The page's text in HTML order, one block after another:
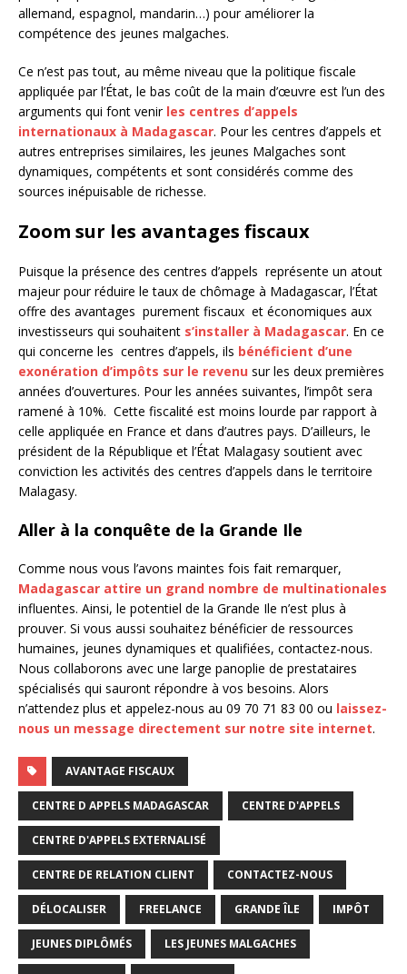
allemand, espagnol, mandarin…) pour améliorer la
compétence des jeunes malgaches.
Ce n’est pas tout, au même niveau que la politique fiscale
appliquée par l’État, le bas coût de la main d’œuvre est l’un des
arguments qui font venir les centres d’appels
internationaux à Madagascar. Pour les centres d’appels et
autres entreprises similaires, les jeunes Malgaches sont
dynamiques, compétents et sont considérés comme des
sources inépuisable de richesse.
Zoom sur les avantages fiscaux
Puisque la présence des centres d’appels représente un atout
majeur pour réduire le taux de chômage à Madagascar, l’État
offre des avantages purement fiscaux et économiques aux
investisseurs qui souhaitent s’installer à Madagascar. En ce
qui concerne les centres d’appels, ils bénéficient d’une
exonération d’impôts sur le revenu sur les deux premières
années d’ouvertures. Pour les années suivantes, l’impôt sera
ramené à 10%. Cette fiscalité est moins lourde par rapport à
celle appliquée en France et dans d’autres pays. D’ailleurs, le
président de la République et l’État Malagasy soutient avec
conviction les activités des centres d’appels dans le territoire
Malagasy.
Aller à la conquête de la Grande Ile
Comme nous vous l’avons maintes fois fait remarquer,
Madagascar attire un grand nombre de multinationales
influentes. Ainsi, le potentiel de la Grande Ile n’est plus à
prouver. Si vous aussi souhaitez bénéficier de ressources
humaines, jeunes dynamiques et qualifiées, contactez-nous.
Nous collaborons avec une large panoplie de prestataires
spécialisés qui sauront répondre à vos besoins. Alors
n’attendez plus et appelez-nous au 09 70 71 83 00 ou laissez-
nous un message directement sur notre site internet.
AVANTAGE FISCAUX
CENTRE D APPELS MADAGASCAR CENTRE D'APPELS
CENTRE D'APPELS EXTERNALISÉ
CENTRE DE RELATION CLIENT CONTACTEZ-NOUS
DÉLOCALISER FREELANCE GRANDE ÎLE IMPÔT
JEUNES DIPLÔMÉS LES JEUNES MALGACHES